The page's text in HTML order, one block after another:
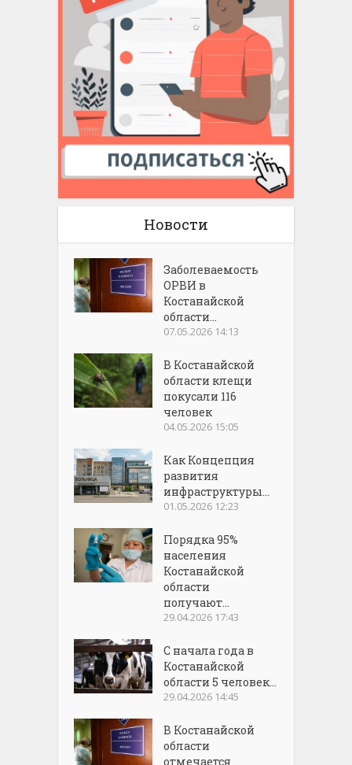
Новости
Заболеваемость
ОРВИ в
Костанайской
области...
07.05.2026 14:13
В Костанайской
области клещи
покусали 116
человек
04.05.2026 15:05
Как Концепция
развития
инфраструктуры...
01.05.2026 12:23
Порядка 95%
населения
Костанайской
области
получают...
29.04.2026 17:43
С начала года в
Костанайской
области 5 человек...
29.04.2026 14:45
В Костанайской
области
отмечается